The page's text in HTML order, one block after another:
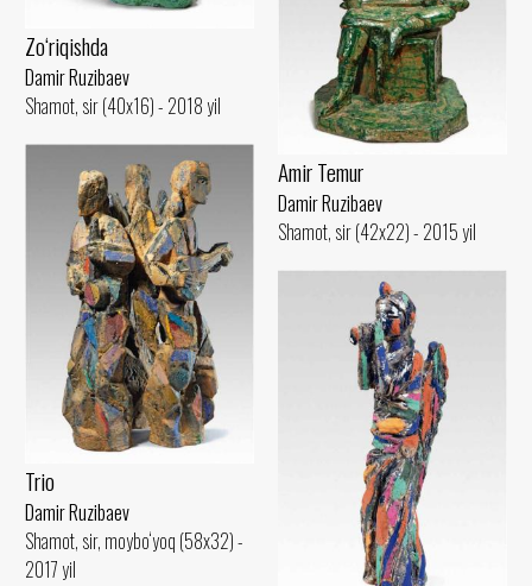
Zo‘riqishda
Damir Ruzibaev
Shamot, sir (40x16) - 2018 yil
Amir Temur
Damir Ruzibaev
Shamot, sir (42x22) - 2015 yil
Trio
Damir Ruzibaev
Shamot, sir, moybo‘yoq (58x32) -
2017 yil